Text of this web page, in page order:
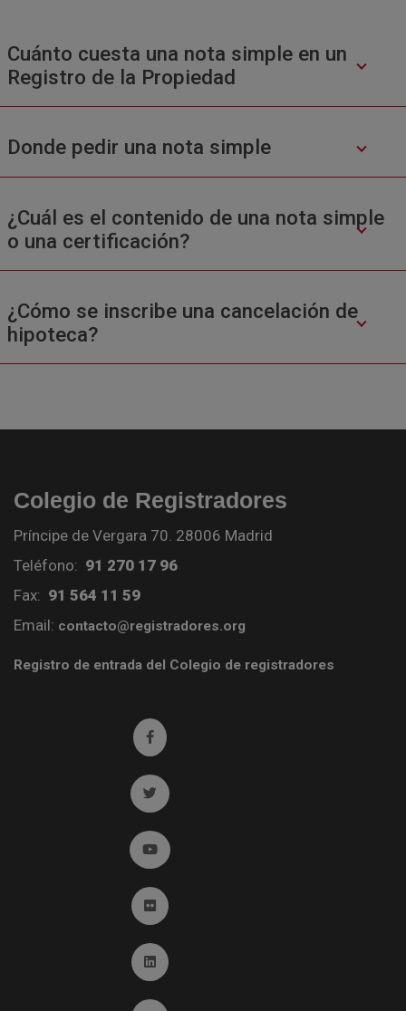
Cuánto cuesta una nota simple en un
Registro de la Propiedad
Donde pedir una nota simple
¿Cuál es el contenido de una nota simple
o una certificación?
¿Cómo se inscribe una cancelación de
hipoteca?
Colegio de Registradores
Príncipe de Vergara 70. 28006 Madrid
Teléfono: 91 270 17 96
Fax: 91 564 11 59
Email: contacto@registradores.org
Registro de entrada del Colegio de registradores
Ir a facebook (abre en ventana nueva)
Ir a twitter (abre en ventana nueva)
Ir a YouTube (abre en ventana nueva)
Ir a Flickr (abre en ventana nueva)
Ir a Linkedin (abre en ventana nueva)